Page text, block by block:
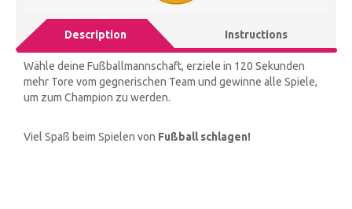
Description Instructions
Wähle deine Fußballmannschaft, erziele in 120 Sekunden
mehr Tore vom gegnerischen Team und gewinne alle Spiele,
um zum Champion zu werden.
Viel Spaß beim Spielen von Fußball schlagen!